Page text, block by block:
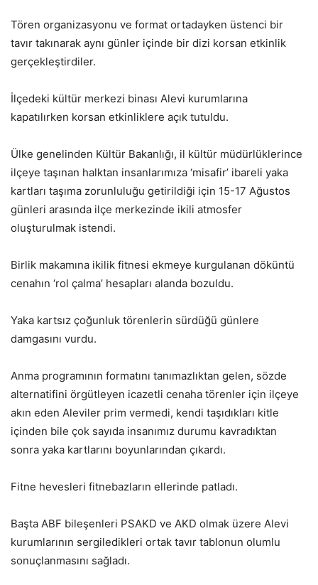
Tören organizasyonu ve format ortadayken üstenci bir
tavır takınarak aynı günler içinde bir dizi korsan etkinlik
gerçekleştirdiler.
İlçedeki kültür merkezi binası Alevi kurumlarına
kapatılırken korsan etkinliklere açık tutuldu.
Ülke genelinden Kültür Bakanlığı, il kültür müdürlüklerince
ilçeye taşınan halktan insanlarımıza ‘misafir’ ibareli yaka
kartları taşıma zorunluluğu getirildiği için 15-17 Ağustos
günleri arasında ilçe merkezinde ikili atmosfer
oluşturulmak istendi.
Birlik makamına ikilik fitnesi ekmeye kurgulanan döküntü
cenahın ‘rol çalma’ hesapları alanda bozuldu.
Yaka kartsız çoğunluk törenlerin sürdüğü günlere
damgasını vurdu.
Anma programının formatını tanımazlıktan gelen, sözde
alternatifini örgütleyen icazetli cenaha törenler için ilçeye
akın eden Aleviler prim vermedi, kendi taşıdıkları kitle
içinden bile çok sayıda insanımız durumu kavradıktan
sonra yaka kartlarını boyunlarından çıkardı.
Fitne hevesleri fitnebazların ellerinde patladı.
Başta ABF bileşenleri PSAKD ve AKD olmak üzere Alevi
kurumlarının sergiledikleri ortak tavır tablonun olumlu
sonuçlanmasını sağladı.